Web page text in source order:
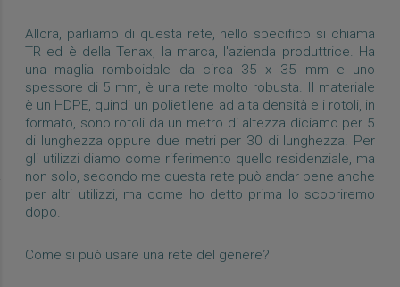
Allora, parliamo di questa rete, nello specifico si chiama
TR ed è della Tenax, la marca, l'azienda produttrice. Ha
una maglia romboidale da circa 35 x 35 mm e uno
spessore di 5 mm, è una rete molto robusta. Il materiale
è un HDPE, quindi un polietilene ad alta densità e i rotoli, in
formato, sono rotoli da un metro di altezza diciamo per 5
di lunghezza oppure due metri per 30 di lunghezza. Per
gli utilizzi diamo come riferimento quello residenziale, ma
non solo, secondo me questa rete può andar bene anche
per altri utilizzi, ma come ho detto prima lo scopriremo
dopo.
Come si può usare una rete del genere?